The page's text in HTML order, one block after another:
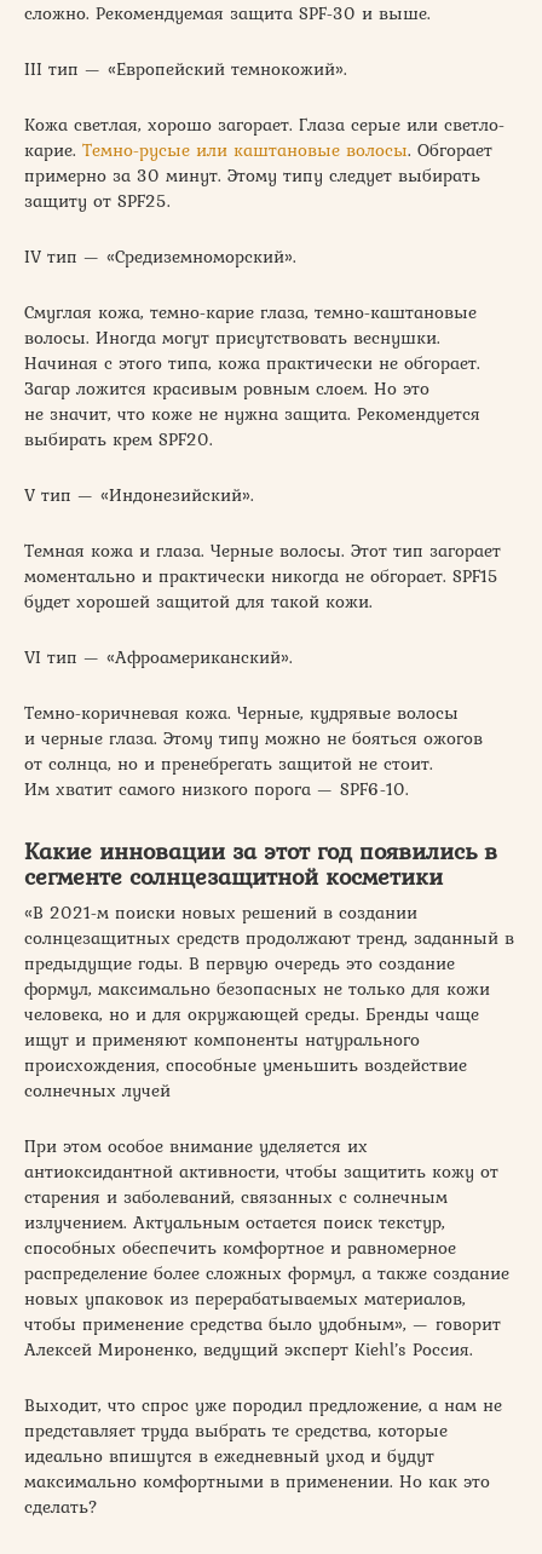
сложно. Рекомендуемая защита SPF-30 и выше.
III тип — «Европейский темнокожий».
Кожа светлая, хорошо загорает. Глаза серые или светло-
карие. Темно-русые или каштановые волосы. Обгорает
примерно за 30 минут. Этому типу следует выбирать
защиту от SPF25.
IV тип — «Средиземноморский».
Смуглая кожа, темно-карие глаза, темно-каштановые
волосы. Иногда могут присутствовать веснушки.
Начиная с этого типа, кожа практически не обгорает.
Загар ложится красивым ровным слоем. Но это
не значит, что коже не нужна защита. Рекомендуется
выбирать крем SPF20.
V тип — «Индонезийский».
Темная кожа и глаза. Черные волосы. Этот тип загорает
моментально и практически никогда не обгорает. SPF15
будет хорошей защитой для такой кожи.
VI тип — «Афроамериканский».
Темно-коричневая кожа. Черные, кудрявые волосы
и черные глаза. Этому типу можно не бояться ожогов
от солнца, но и пренебрегать защитой не стоит.
Им хватит самого низкого порога — SPF6-10.
Какие инновации за этот год появились в
сегменте солнцезащитной косметики
«В 2021-м поиски новых решений в создании
солнцезащитных средств продолжают тренд, заданный в
предыдущие годы. В первую очередь это создание
формул, максимально безопасных не только для кожи
человека, но и для окружающей среды. Бренды чаще
ищут и применяют компоненты натурального
происхождения, способные уменьшить воздействие
солнечных лучей
При этом особое внимание уделяется их
антиоксидантной активности, чтобы защитить кожу от
старения и заболеваний, связанных с солнечным
излучением. Актуальным остается поиск текстур,
способных обеспечить комфортное и равномерное
распределение более сложных формул, а также создание
новых упаковок из перерабатываемых материалов,
чтобы применение средства было удобным», — говорит
Алексей Мироненко, ведущий эксперт Kiehl’s Россия.
Выходит, что спрос уже породил предложение, а нам не
представляет труда выбрать те средства, которые
идеально впишутся в ежедневный уход и будут
максимально комфортными в применении. Но как это
сделать?